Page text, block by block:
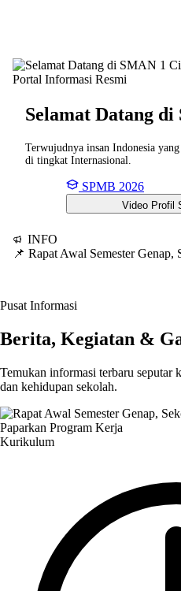
Portal Informasi Resmi
Selamat Datang di
Terwujudnya insan Indonesia
di tingkat Internasional.
SPMB 2026
Video Profil
INFO
📌 Rapat Awal Semester
Pusat Informasi
Berita, Kegiatan &
Temukan informasi terbaru seputar
dan kehidupan sekolah.
Kurikulum